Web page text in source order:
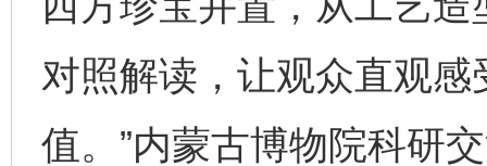
对照解读，让观众直观
值。”内蒙古博物院科研